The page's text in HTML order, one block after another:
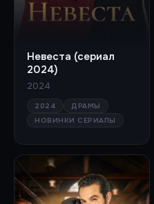
Невеста (сериал
2024)
2024
2024
ДРАМЫ
НОВИНКИ СЕРИАЛЫ